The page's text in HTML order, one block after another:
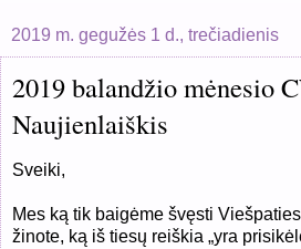
2019 m. gegužės 1 d., trečiadienis
2019 balandžio mėnesio
Naujienlaiškis
Sveiki,
Mes ką tik baigėme švęsti
žinote, ką iš tiesų reiškia „yra